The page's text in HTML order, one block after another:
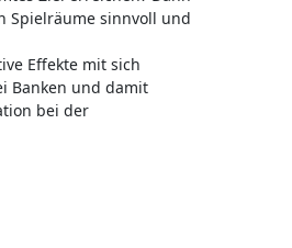
Spielräume sinnvoll und
Effekte mit sich
Banken und damit
bei der